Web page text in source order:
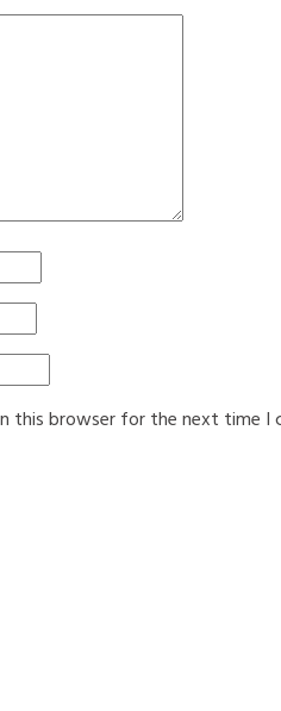
this browser for the next time I